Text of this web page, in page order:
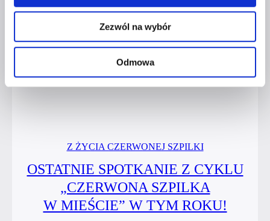
Zezwól na wybór
Odmowa
–
projektu
wspierającego
przemocą
Z ŻYCIA CZERWONEJ SZPILKI
OSTATNIE SPOTKANIE Z CYKLU
„CZERWONA SZPILKA
W MIEŚCIE” W TYM ROKU!